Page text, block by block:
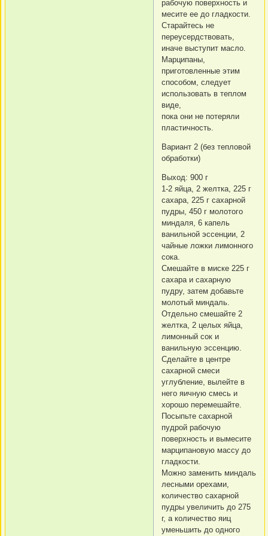
рабочую поверхность и
месите ее до гладкости.
Старайтесь не
переусердствовать,
иначе выступит масло.
Марципаны,
приготовленные этим
способом, следует
использовать в теплом
виде,
пока они не потеряли
пластичность.
Вариант 2 (без тепловой
обработки)
Выход: 900 г
1-2 яйца, 2 желтка, 225 г
сахара, 225 г сахарной
пудры, 450 г молотого
миндаля, 6 капель
ванильной эссенции, 2
чайные ложки лимонного
сока.
Смешайте в миске 225 г
сахара и сахарную
пудру, затем добавьте
молотый миндаль.
Отдельно смешайте 2
желтка, 2 целых яйца,
лимонный сок и
ванильную эссенцию.
Сделайте в центре
сахарной смеси
углубление, вылейте в
него яичную смесь и
хорошо перемешайте.
Посыпьте сахарной
пудрой рабочую
поверхность и вымесите
марципановую массу до
гладкости.
Можно заменить миндаль
лесными орехами,
количество сахарной
пудры увеличить до 275
г, а количество яиц
уменьшить до одного